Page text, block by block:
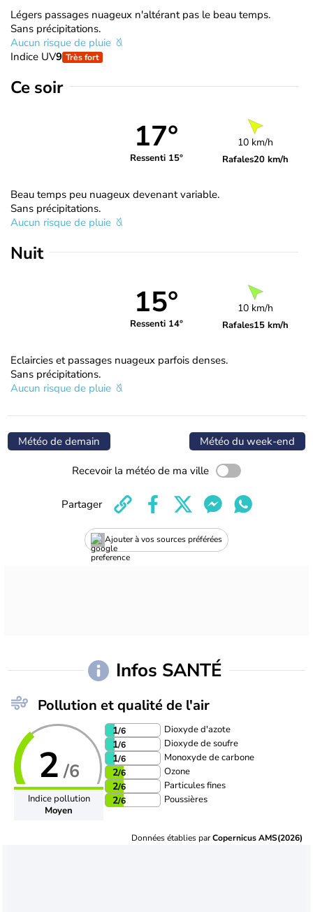
Légers passages nuageux n'altérant pas le beau temps.
Sans précipitations.
Aucun risque de pluie
Indice UV9 Très fort
Ce soir
17°
Ressenti 15°
10 km/h
Rafales20 km/h
Beau temps peu nuageux devenant variable.
Sans précipitations.
Aucun risque de pluie
Nuit
15°
Ressenti 14°
10 km/h
Rafales15 km/h
Eclaircies et passages nuageux parfois denses.
Sans précipitations.
Aucun risque de pluie
Météo de demain Météo du week-end
Recevoir la météo de ma ville
Ajouter à vos sources préférées
Partager
Infos SANTÉ
Pollution et qualité de l'air
2 /6
Indice pollution
Moyen
1/6 Dioxyde d'azote
1/6 Dioxyde de soufre
1/6 Monoxyde de carbone
2/6 Ozone
2/6 Particules fines
2/6 Poussières
Données établies parCopernicus AMS(2026)